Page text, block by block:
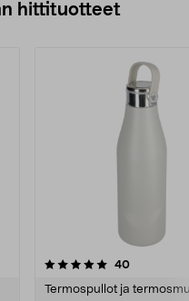
hittituotteet
40arvostelut
Termospullot ja
5.0 viidestä